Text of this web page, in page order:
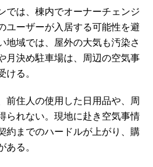
では、棟内でオーナーチェンジ
ユーザーが入居する可能性を避
地域では、屋外の大気も汚染さ
月決め駐車場は、周辺の空気事
ける。
前住人の使用した日用品や、周
られない。現地に赴き空気事情
約までのハードルが上がり、購
ある。